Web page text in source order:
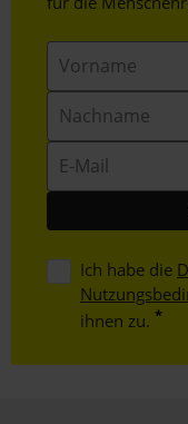
Mail
Ich habe die
ihnen zu.